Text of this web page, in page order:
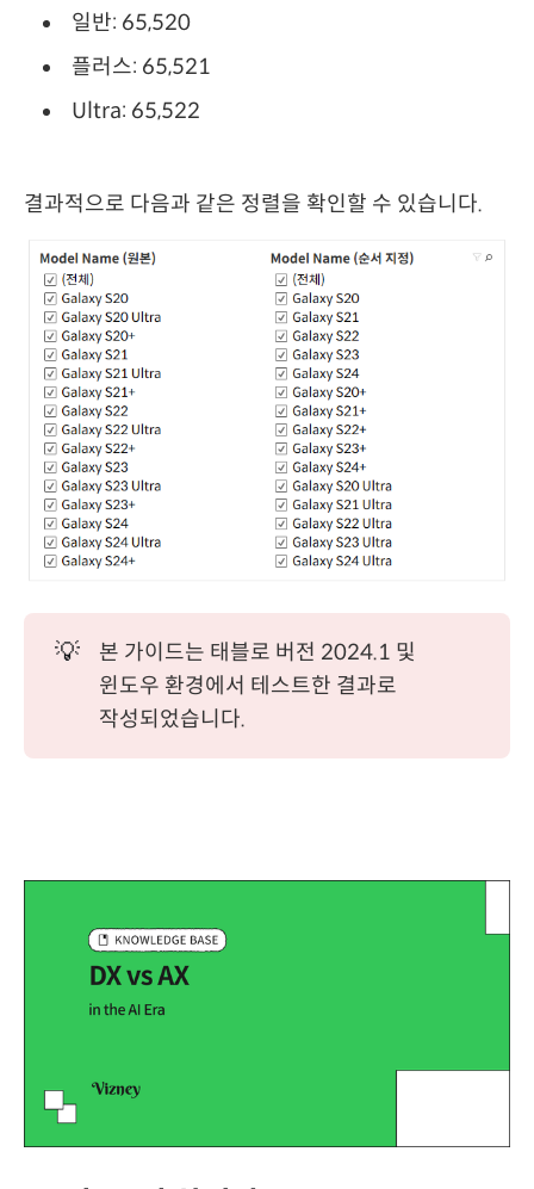
일반: 65,520
플러스: 65,521
Ultra: 65,522
결과적으로 다음과 같은 정렬을 확인할 수 있습니다.
💡
본 가이드는 태블로 버전 2024.1 및
윈도우 환경에서 테스트한 결과로
작성되었습니다.